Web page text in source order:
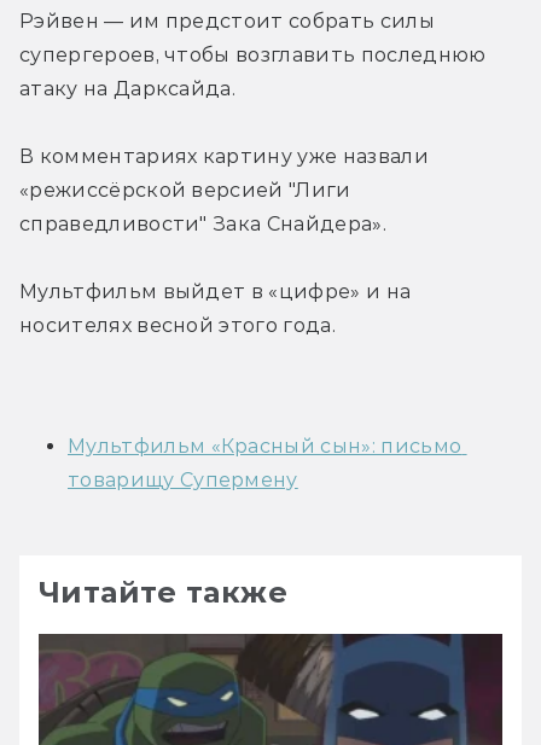
Рэйвен — им предстоит собрать силы
супергероев, чтобы возглавить последнюю
атаку на Дарксайда.
В комментариях картину уже назвали
«режиссёрской версией "Лиги
справедливости" Зака Снайдера».
Мультфильм выйдет в «цифре» и на
носителях весной этого года.
Мультфильм «Красный сын»: письмо
товарищу Супермену
Читайте также